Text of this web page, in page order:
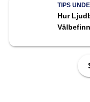
TIPS
Hur